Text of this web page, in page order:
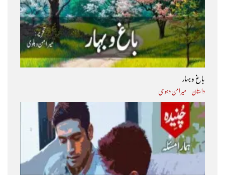
باغ و بہار
داستان میر امن دہو ی